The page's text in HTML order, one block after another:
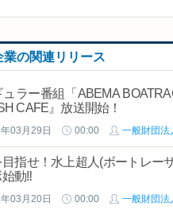
業の関連リリース
番組「ABEMA BOATRACE COLORS」 『ときめき
CAFE』放送開始！
03月29日 00:00 一般財団法
目指せ！水上超人(ボートレー
動‼
03月20日 00:00 一般財団法